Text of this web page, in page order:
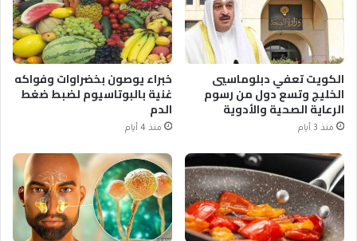
الكويت تعفي دبلوماسيي
الخليج وتسع دول من رسوم
الرعاية الصحية والأدوية
منذ 3 أيام
خبراء يوصون بخضراوات وفواكه
غنية بالبوتاسيوم لضبط ضغط
الدم
منذ 4 أيام